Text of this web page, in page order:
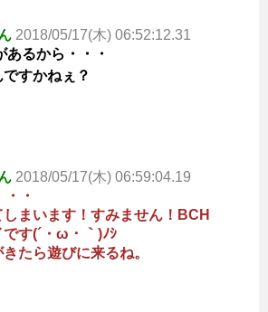
2018/05/17(木) 06:52:12.31
あるから・・・
すかねぇ？
2018/05/17(木) 06:59:04.19
・
まいます！すみません！BCH
す(´・ω・｀)ﾉｼ
たら遊びに来るね。